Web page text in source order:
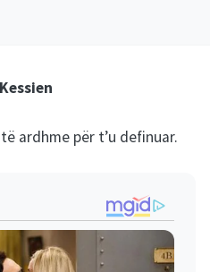
ardhme për t’u definuar.